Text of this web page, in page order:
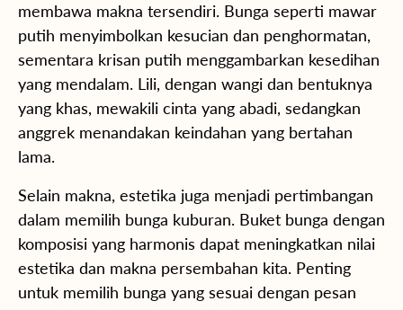
membawa makna tersendiri. Bunga seperti mawar
putih menyimbolkan kesucian dan penghormatan,
sementara krisan putih menggambarkan kesedihan
yang mendalam. Lili, dengan wangi dan bentuknya
yang khas, mewakili cinta yang abadi, sedangkan
anggrek menandakan keindahan yang bertahan
lama.
Selain makna, estetika juga menjadi pertimbangan
dalam memilih bunga kuburan. Buket bunga dengan
komposisi yang harmonis dapat meningkatkan nilai
estetika dan makna persembahan kita. Penting
untuk memilih bunga yang sesuai dengan pesan